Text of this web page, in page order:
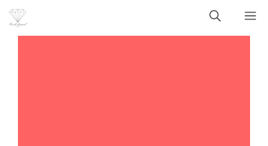
Aller
contenu